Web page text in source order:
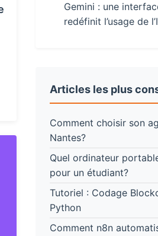
Gemini : une
redéfinit l’usage de
Articles les plus
Comment choisir son
Nantes?
Quel ordinateur
pour un étudiant?
Tutoriel : Codage
Python
Comment n8n